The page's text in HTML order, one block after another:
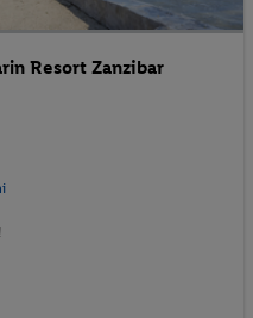
Resort Zanzibar